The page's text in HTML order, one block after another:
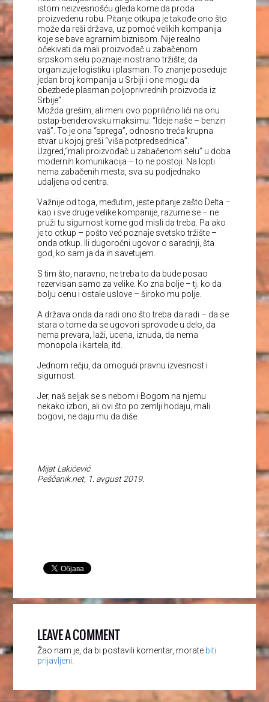
istom neizvesnošću gleda kome da proda
proizvedenu robu. Pitanje otkupa je takođe ono što
može da reši država, uz pomoć velikih kompanija
koje se bave agrarnim biznisom. Nije realno
očekivati da mali proizvođač u zabačenom
srpskom selu poznaje inostrano tržište, da
organizuje logistiku i plasman. To znanje poseduje
jedan broj kompanija u Srbiji i one mogu da
obezbede plasman poljoprivrednih proizvoda iz
Srbije”.
Možda grešim, ali meni ovo poprilično liči na onu
ostap-benderovsku maksimu: “Ideje naše – benzin
vaš”. To je ona “sprega”, odnosno treća krupna
stvar u kojoj greši “viša potpredsednica”.
Uzgred,“mali proizvođač u zabačenom selu” u doba
modernih komunikacija – to ne postoji. Na lopti
nema zabačenih mesta, sva su podjednako
udaljena od centra.
Važnije od toga, međutim, jeste pitanje zašto Delta –
kao i sve druge velike kompanije, razume se – ne
pruži tu sigurnost kome god misli da treba. Pa ako
je to otkup – pošto već poznaje svetsko tržište –
onda otkup. Ili dugoročni ugovor o saradnji, šta
god, ko sam ja da ih savetujem.
S tim što, naravno, ne treba to da bude posao
rezervisan samo za velike. Ko zna bolje – tj. ko da
bolju cenu i ostale uslove – široko mu polje.
A država onda da radi ono što treba da radi – da se
stara o tome da se ugovori sprovode u delo, da
nema prevara, laži, ucena, iznuda, da nema
monopola i kartela, itd.
Jednom rečju, da omogući pravnu izvesnost i
sigurnost.
Jer, naš seljak se s nebom i Bogom na njemu
nekako izbori, ali ovi što po zemlji hodaju, mali
bogovi, ne daju mu da diše.
Mijat Lakićević
Peščanik.net, 1. avgust 2019.
LEAVE A COMMENT
Žao nam je, da bi postavili komentar, morate biti
prijavljeni